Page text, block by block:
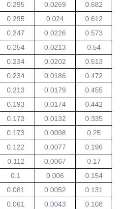
0.295 0.0269
0.682
0.295 0.024
0.612
0.247 0.0226
0.573
0.254 0.0213
0.54
0.234 0.0202
0.513
0.234 0.0186
0.472
0.213 0.0179
0.455
0.193 0.0174
0.442
0.173 0.0132
0.335
0.173 0.0098
0.25
0.122 0.0077
0.196
0.112 0.0067
0.17
0.1 0.006
0.154
0.081 0.0052
0.131
0.061 0.0043
0.108